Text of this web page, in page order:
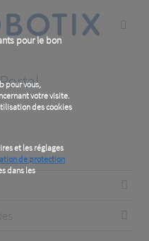
pour le bon
pour vous,
votre visite.
des cookies
et les réglages
de protection
dans les